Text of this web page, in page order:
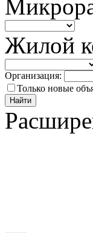
Жилой
Организация:
Только новые
Найти